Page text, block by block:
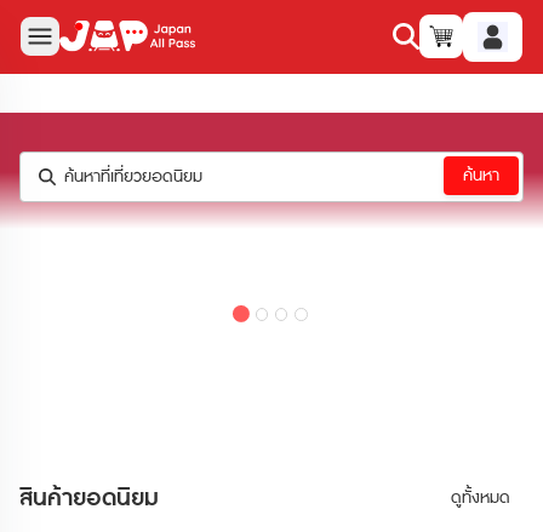
ค้นหาที่เที่ยวยอดนิยม ค้นหา
สินค้ายอดนิยม ดูทั้งหมด